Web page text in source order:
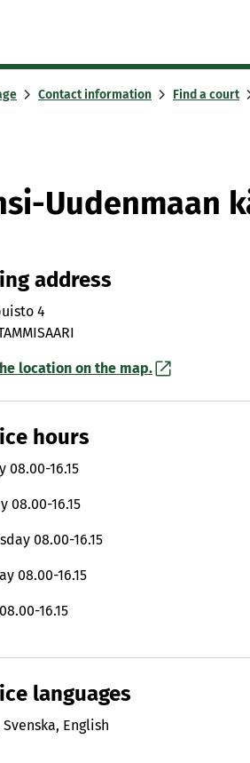
Contact information Find a court
Uudenmaan
address
4
location on the map.
hours
08.00-16.15
08.00-16.15
08.00-16.15
08.00-16.15
08.00-16.15
languages
Svenska, English